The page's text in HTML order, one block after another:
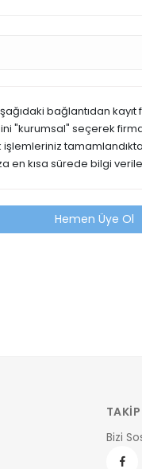
bağlantıdan kayıt
"kurumsal" seçerek
en kısa sürede bilgi
Hemen Üye Ol
Bizi